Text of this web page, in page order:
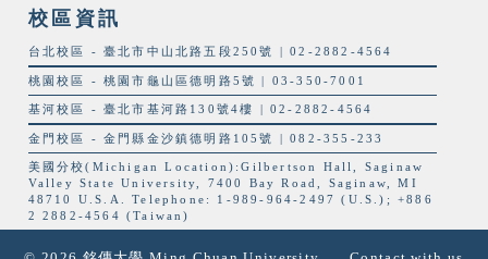
校區資訊
台北校區 - 臺北市中山北路五段250號 | 02-2882-4564
桃園校區 - 桃園市龜山區德明路5號 | 03-350-7001
基河校區 - 臺北市基河路130號4樓 | 02-2882-4564
金門校區 - 金門縣金沙鎮德明路105號 | 082-355-233
美國分校(Michigan Location):Gilbertson Hall, Saginaw
Valley State University, 7400 Bay Road, Saginaw, MI
48710 U.S.A. Telephone: 1-989-964-2497 (U.S.); +886
2 2882-4564 (Taiwan)